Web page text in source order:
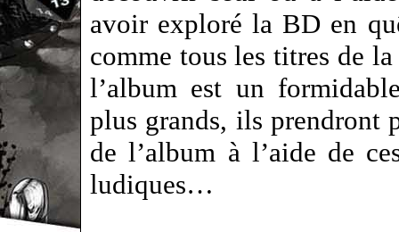
avoir exploré la BD en
comme tous les titres de
l’album est un
plus grands, ils prendront
de l’album à l’aide de
ludiques…